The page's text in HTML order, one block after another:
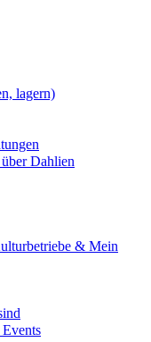
lagern)
Dahlien
& Mein